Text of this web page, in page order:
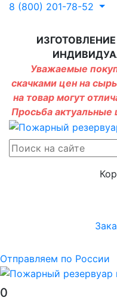
8 (800) 201-78-52
Уважаемые
скачками цен на
на товар могут
Просьба
Отправляем по России
0